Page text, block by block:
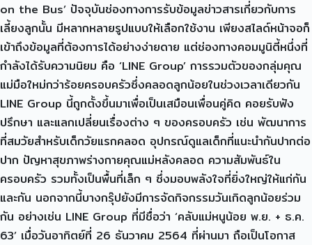
on the Bus’ ปัจจุบันช่องทางการรับข้อมูลข่าวสารเกี่ยวกับการ
เลี้ยงลูกนั้น มีหลากหลายรูปแบบให้เลือกใช้งาน เพียงสไลด์หน้าจอก็
เข้าถึงข้อมูลที่ต้องการได้อย่างง่ายดาย แต่ช่องทางคอมมูนิตี้หนึ่งที่
กำลังได้รับความนิยม คือ ‘LINE Group’ การรวมตัวของกลุ่มคุณ
แม่มือใหม่กว่าร้อยครอบครัวซึ่งคลอดลูกน้อยในช่วงเวลาเดียวกัน
LINE Group นี้ถูกตั้งขึ้นมาเพื่อเป็นเสมือนเพื่อนคู่คิด คอยรับฟัง
ปรึกษา และแลกเปลี่ยนเรื่องต่าง ๆ ของครอบครัว เช่น พัฒนาการ
ที่สมวัยสำหรับเด็กวัยแรกคลอด อุปกรณ์ดูแลเด็กที่แนะนำกันปากต่อ
ปาก ปัญหาสุขภาพร่างกายคุณแม่หลังคลอด ความสัมพันธ์ใน
ครอบครัว รวมทั้งเป็นพื้นที่เล็ก ๆ ซึ่งมอบพลังใจที่ยิ่งใหญ่ให้แก่กัน
และกัน นอกจากนี้บางกรุ๊ปยังมีการจัดกิจกรรมวันเกิดลูกน้อยร่วม
กัน อย่างเช่น LINE Group ที่มีชื่อว่า ‘คลับแม่หนูน้อย พ.ย. + ธ.ค.
63’ เมื่อวันอาทิตย์ที่ 26 ธันวาคม 2564 ที่ผ่านมา ถือเป็นโอกาส